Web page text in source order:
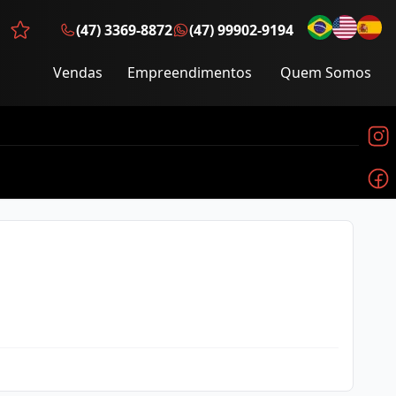
Favoritos (0 itens)
(47) 3369-8872 (47) 99902-9194
Vendas Empreendimentos Quem Somos